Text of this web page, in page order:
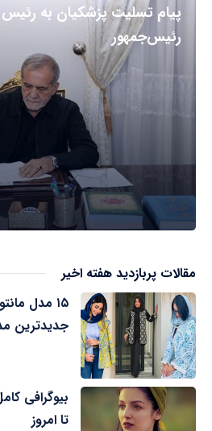
پیام تسلیت پزشکیان به رئیس
رئیس‌جمهور
مقالات پربازدید هفته اخیر
جدیدترین
بیوگرافی
تا امروز